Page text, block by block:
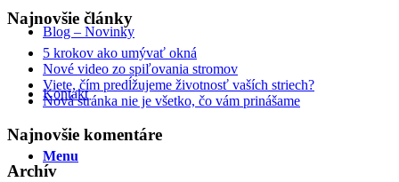
Blog – Novinky
Kontakt
Menu
Najnovšie články
5 krokov ako umývať okná
Nové video zo spiľovania stromov
Viete, čím predĺžujeme životnosť vaších striech?
Nová stránka nie je všetko, čo vám prinášame
Najnovšie komentáre
Archív